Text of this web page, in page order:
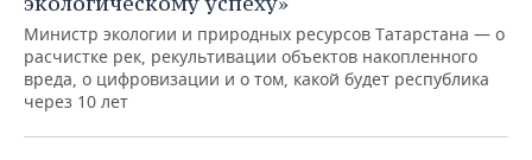
Министр экологии и природных ресурсов Татарстана — о
расчистке рек, рекультивации объектов накопленного
вреда, о цифровизации и о том, какой будет республика
через 10 лет